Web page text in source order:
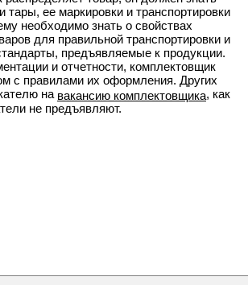
тары, ее маркировки и транспортировки
необходимо знать о свойствах
для правильной транспортировки и
предъявляемые к продукции.
и отчетности, комплектовщик
с правилами их оформления. Других
на вакансию комплектовщика, как
не предъявляют.